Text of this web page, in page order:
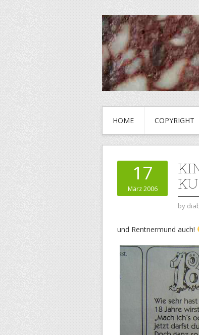
HOME COPYRIGHT
17
März 2006
by
und Rentnermund auch!